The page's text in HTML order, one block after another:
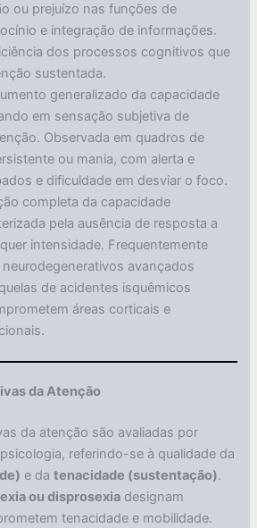
ou prejuízo nas funções de
e integração de informações.
dos processos cognitivos que
sustentada.
generalizado da capacidade
em sensação subjetiva de
Observada em quadros de
ou mania, com alerta e
e dificuldade em desviar o foco.
completa da capacidade
pela ausência de resposta a
intensidade. Frequentemente
avançados
de acidentes isquêmicos
áreas corticais e
da Atenção
da atenção são avaliadas por
referindo-se à qualidade da
e datenacidade (sustentação).
ou disprosexia designam
tenacidade e mobilidade.